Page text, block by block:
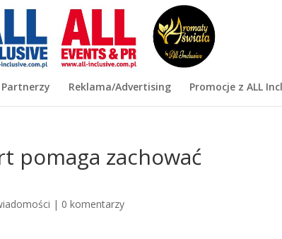
Partnerzy Reklama/Advertising Promocje z ALL
pomaga zachować
| 0 komentarzy